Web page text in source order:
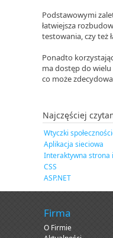
Podstawowymi
łatwiejsza
testowania, czy też
Ponadto
ma dostęp do
co może
Najczęściej
Wtyczki
Aplikacja sieciowa
Interaktywna strona
CSS
ASP.NET
Firma
O Firmie